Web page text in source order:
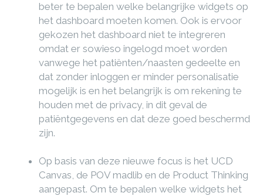
beter te bepalen welke belangrijke widgets op
het dashboard moeten komen. Ook is ervoor
gekozen het dashboard niet te integreren
omdat er sowieso ingelogd moet worden
vanwege het patiënten/naasten gedeelte en
dat zonder inloggen er minder personalisatie
mogelijk is en het belangrijk is om rekening te
houden met de privacy, in dit geval de
patiëntgegevens en dat deze goed beschermd
zijn.
Op basis van deze nieuwe focus is het UCD
Canvas, de POV madlib en de Product Thinking
aangepast. Om te bepalen welke widgets het